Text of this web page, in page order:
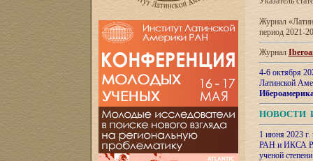
Журнал
период 2021-
Журнал
4-6 октября
Латинской
НОВОСТИ
1 июня 2023
РАН и ИКСА
ученой